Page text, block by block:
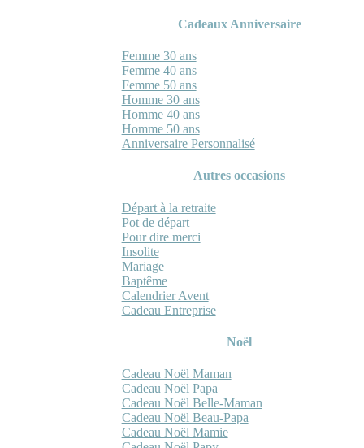
Cadeaux Anniversaire
Femme 30 ans
Femme 40 ans
Femme 50 ans
Homme 30 ans
Homme 40 ans
Homme 50 ans
Anniversaire Personnalisé
Autres occasions
Départ à la retraite
Pot de départ
Pour dire merci
Insolite
Mariage
Baptême
Calendrier Avent
Cadeau Entreprise
Noël
Cadeau Noël Maman
Cadeau Noël Papa
Cadeau Noël Belle-Maman
Cadeau Noël Beau-Papa
Cadeau Noël Mamie